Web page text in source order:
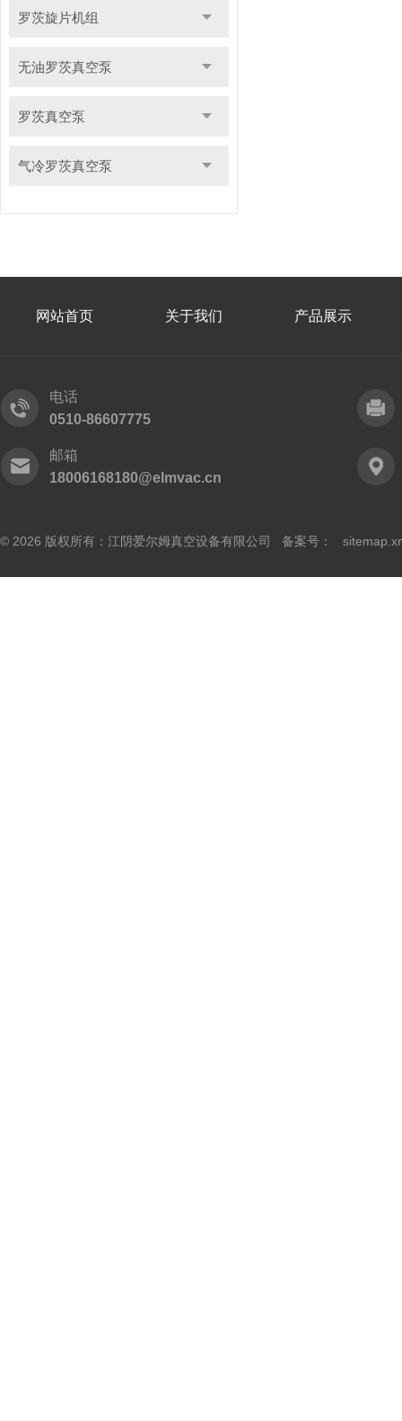
罗茨旋片机组
无油罗茨真空泵
罗茨真空泵
气冷罗茨真空泵
网站首页 关于我们 产品展示
电话
0510-86607775
邮箱
18006168180@elmvac.cn
© 2026 版权所有：江阴爱尔姆真空设备有限公司 备案号：